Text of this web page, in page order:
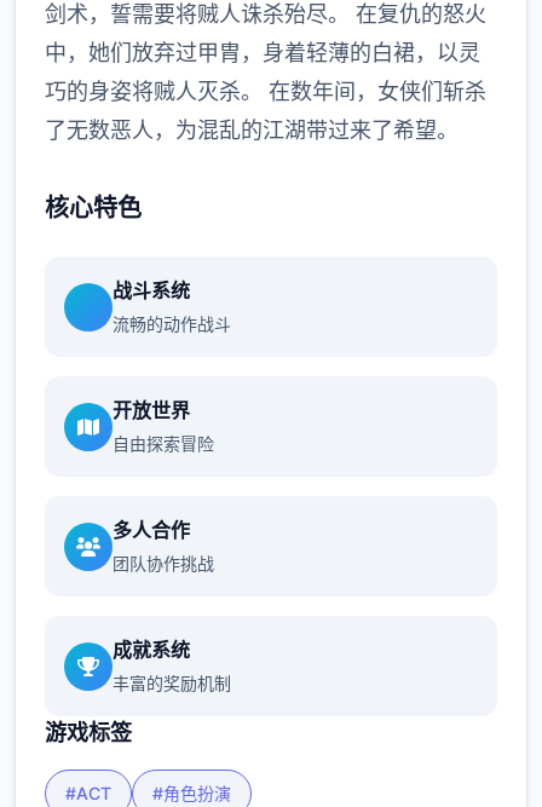
剑术，誓需要将贼人诛杀殆尽。 在复仇的怒火
中，她们放弃过甲胄，身着轻薄的白裙，以灵
巧的身姿将贼人灭杀。 在数年间，女侠们斩杀
了无数恶人，为混乱的江湖带过来了希望。
核心特色
战斗系统
流畅的动作战斗
开放世界
自由探索冒险
多人合作
团队协作挑战
成就系统
丰富的奖励机制
游戏标签
#ACT #角色扮演